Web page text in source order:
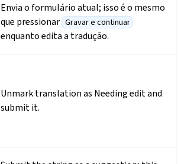
Envia o formulário atual; isso é o mesmo
que pressionar Gravar e continuar
enquanto edita a tradução.
Unmark translation as Needing edit and
submit it.